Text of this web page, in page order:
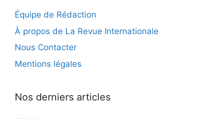
Équipe de Rédaction
À propos de La Revue Internationale
Nous Contacter
Mentions légales
Nos derniers articles